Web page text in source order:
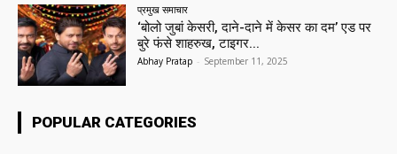
प्रमुख समाचार‎
‘बोलो जुबां केसरी, दाने-दाने में केसर का दम’ एड पर
बुरे फंसे शाहरुख, टाइगर...
Abhay Pratap - September 11, 2025
POPULAR CATEGORIES